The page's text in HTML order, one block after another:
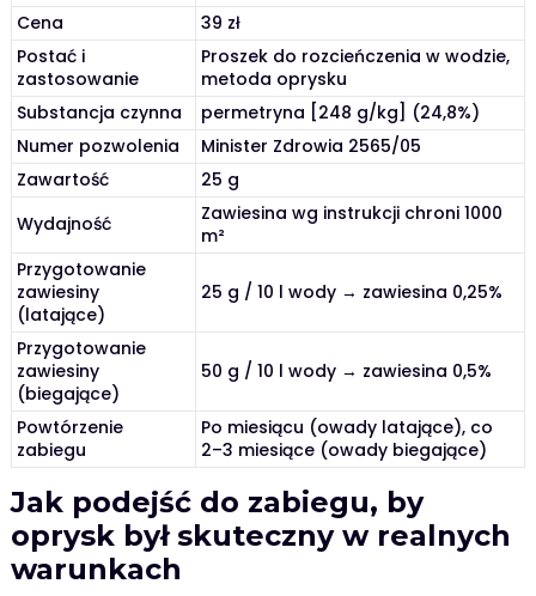
Cena
39 zł
Postać i
zastosowanie
Proszek do rozcieńczenia w wodzie,
metoda oprysku
Substancja czynna
permetryna [248 g/kg] (24,8%)
Numer pozwolenia
Minister Zdrowia 2565/05
Zawartość
25 g
Wydajność
Zawiesina wg instrukcji chroni 1000
m²
Przygotowanie
zawiesiny
(latające)
25 g / 10 l wody → zawiesina 0,25%
Przygotowanie
zawiesiny
(biegające)
50 g / 10 l wody → zawiesina 0,5%
Powtórzenie
zabiegu
Po miesiącu (owady latające), co
2–3 miesiące (owady biegające)
Jak podejść do zabiegu, by
oprysk był skuteczny w realnych
warunkach